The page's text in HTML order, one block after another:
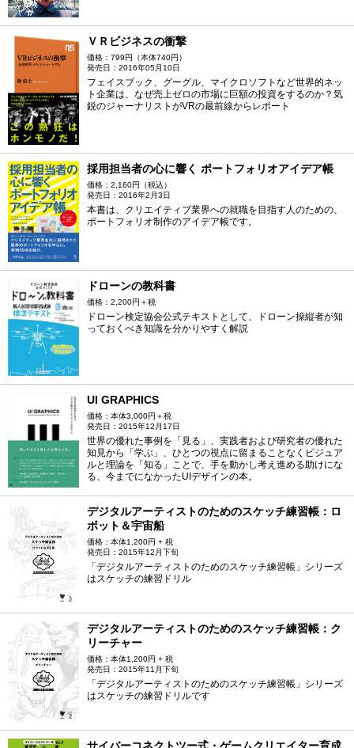
ＶＲビジネスの衝撃
価格：799円（本体740円）
発売日：2016年05月10日
フェイスブック、グーグル、マイクロソフトなど世界的ネッ
ト企業は、なぜ売上ゼロの市場に巨額の投資をするのか？気
鋭のジャーナリストがVRの最前線からレポート
採用担当者の心に響く ポートフォリオアイデア帳
価格：2,160円（税込）
発売日：2016年2月3日
本書は、クリエイティブ業界への就職を目指す人のための、
ポートフォリオ制作のアイデア帳です。
ドローンの教科書
価格：2,200円＋税
ドローン検定協会公式テキストとして、ドローン操縦者が知
っておくべき知識を分かりやすく解説
UI GRAPHICS
価格：本体3,000円＋税
発売日：2015年12月17日
世界の優れた事例を「見る」、実践者および研究者の優れた
知見から「学ぶ」、ひとつの視点に留まることなくビジュア
ルと理論を「知る」ことで、手を動かし考え進める助けにな
る、今までになかったUIデザインの本。
デジタルアーティストのためのスケッチ練習帳：ロ
ボット＆宇宙船
価格：本体1,200円 + 税
発売日：2015年12月下旬
「デジタルアーティストのためのスケッチ練習帳」シリーズ
はスケッチの練習ドリル
デジタルアーティストのためのスケッチ練習帳：ク
リーチャー
価格：本体1,200円 + 税
発売日：2015年11月下旬
「デジタルアーティストのためのスケッチ練習帳」シリーズ
はスケッチの練習ドリルです